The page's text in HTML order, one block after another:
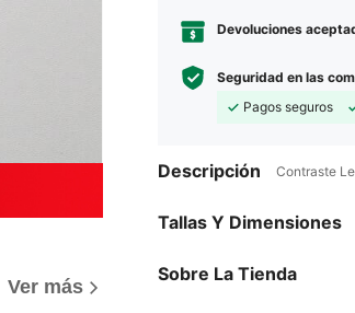
Ver más
Devoluciones
Seguridad en las
Pagos seguros
Descripción Contraste
Tallas Y Dimensiones
Sobre La Tienda
4,91